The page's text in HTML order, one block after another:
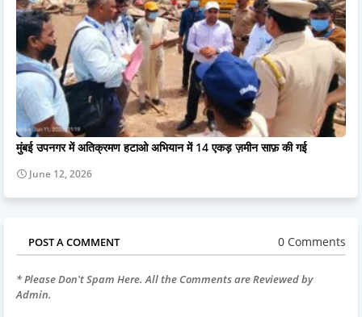
मुंबई उपनगर में अतिक्रमण हटाओ अभियान में 14 एकड़ ज़मीन साफ़ की गई
June 12, 2026
POST A COMMENT 0 Comments
* Please Don't Spam Here. All the Comments are Reviewed by
Admin.